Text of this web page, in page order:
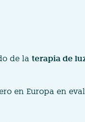
de la terapia de
en Europa en